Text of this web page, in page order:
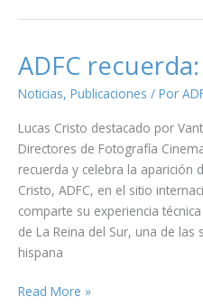
devolver
el
ADFC recuerda:
Noticias, Publicaciones / Por
Lucas Cristo destacado por
Directores de Fotografía
recuerda y celebra la aparición
Cristo, ADFC, en el sitio
comparte su experiencia
de La Reina del Sur, una de
hispana
ADFC
Read More »